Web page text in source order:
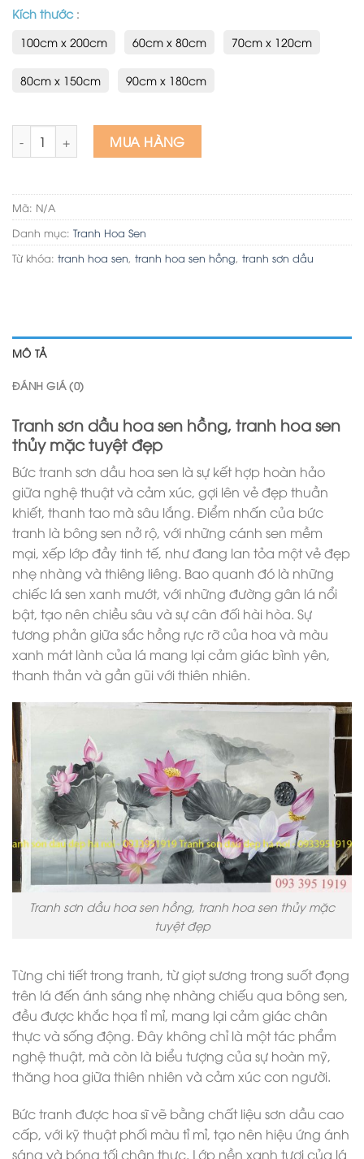
Kích thước :
100cm x 200cm
60cm x 80cm 70cm x 120cm
80cm x 150cm 90cm x 180cm
Tranh sơn dầu hoa sen hồng, tranh hoa sen thủy mặc tuyệt
MUA HÀNG
Mã: N/A
Danh mục: Tranh Hoa Sen
Từ khóa: tranh hoa sen tranh hoa sen hồng tranh sơn dầu
MÔ TẢ
ĐÁNH GIÁ (0)
Tranh sơn dầu hoa sen hồng, tranh hoa sen
thủy mặc tuyệt đẹp
Bức tranh sơn dầu hoa sen là sự kết hợp hoàn hảo
giữa nghệ thuật và cảm xúc, gợi lên vẻ đẹp thuần
khiết, thanh tao mà sâu lắng. Điểm nhấn của bức
tranh là bông sen nở rộ, với những cánh sen mềm
mại, xếp lớp đầy tinh tế, như đang lan tỏa một vẻ đẹp
nhẹ nhàng và thiêng liêng. Bao quanh đó là những
chiếc lá sen xanh mướt, với những đường gân lá nổi
bật, tạo nên chiều sâu và sự cân đối hài hòa. Sự
tương phản giữa sắc hồng rực rỡ của hoa và màu
xanh mát lành của lá mang lại cảm giác bình yên,
thanh thản và gần gũi với thiên nhiên.
Tranh sơn dầu hoa sen hồng, tranh hoa sen thủy mặc
tuyệt đẹp
Từng chi tiết trong tranh, từ giọt sương trong suốt đọng
trên lá đến ánh sáng nhẹ nhàng chiếu qua bông sen,
đều được khắc họa tỉ mỉ, mang lại cảm giác chân
thực và sống động. Đây không chỉ là một tác phẩm
nghệ thuật, mà còn là biểu tượng của sự hoàn mỹ,
thăng hoa giữa thiên nhiên và cảm xúc con người.
Bức tranh được hoa sĩ vẽ bằng chất liệu sơn dầu cao
cấp, với kỹ thuật phối màu tỉ mỉ, tạo nên hiệu ứng ánh
sáng và bóng tối chân thực. Lớp nền xanh tươi của lá